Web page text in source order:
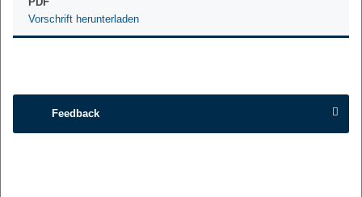
Vorschrift herunterladen
Feedback